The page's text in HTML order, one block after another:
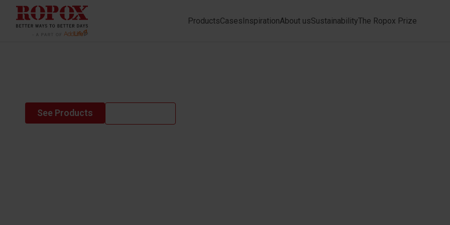
ProductsCasesInspirationAbout usSustainabilityThe Ropox Prize
See Products